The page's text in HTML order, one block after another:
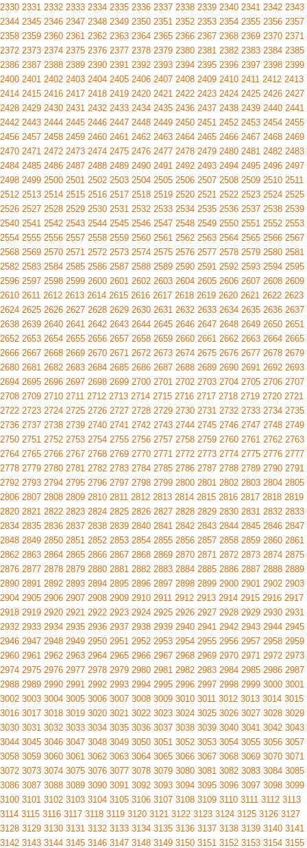
2330 2331 2332 2333 2334 2335 2336 2337 2338 2339 2340 2341 2342 2343
2344 2345 2346 2347 2348 2349 2350 2351 2352 2353 2354 2355 2356 2357
2358 2359 2360 2361 2362 2363 2364 2365 2366 2367 2368 2369 2370 2371
2372 2373 2374 2375 2376 2377 2378 2379 2380 2381 2382 2383 2384 2385
2386 2387 2388 2389 2390 2391 2392 2393 2394 2395 2396 2397 2398 2399
2400 2401 2402 2403 2404 2405 2406 2407 2408 2409 2410 2411 2412 2413
2414 2415 2416 2417 2418 2419 2420 2421 2422 2423 2424 2425 2426 2427
2428 2429 2430 2431 2432 2433 2434 2435 2436 2437 2438 2439 2440 2441
2442 2443 2444 2445 2446 2447 2448 2449 2450 2451 2452 2453 2454 2455
2456 2457 2458 2459 2460 2461 2462 2463 2464 2465 2466 2467 2468 2469
2470 2471 2472 2473 2474 2475 2476 2477 2478 2479 2480 2481 2482 2483
2484 2485 2486 2487 2488 2489 2490 2491 2492 2493 2494 2495 2496 2497
2498 2499 2500 2501 2502 2503 2504 2505 2506 2507 2508 2509 2510 2511
2512 2513 2514 2515 2516 2517 2518 2519 2520 2521 2522 2523 2524 2525
2526 2527 2528 2529 2530 2531 2532 2533 2534 2535 2536 2537 2538 2539
2540 2541 2542 2543 2544 2545 2546 2547 2548 2549 2550 2551 2552 2553
2554 2555 2556 2557 2558 2559 2560 2561 2562 2563 2564 2565 2566 2567
2568 2569 2570 2571 2572 2573 2574 2575 2576 2577 2578 2579 2580 2581
2582 2583 2584 2585 2586 2587 2588 2589 2590 2591 2592 2593 2594 2595
2596 2597 2598 2599 2600 2601 2602 2603 2604 2605 2606 2607 2608 2609
2610 2611 2612 2613 2614 2615 2616 2617 2618 2619 2620 2621 2622 2623
2624 2625 2626 2627 2628 2629 2630 2631 2632 2633 2634 2635 2636 2637
2638 2639 2640 2641 2642 2643 2644 2645 2646 2647 2648 2649 2650 2651
2652 2653 2654 2655 2656 2657 2658 2659 2660 2661 2662 2663 2664 2665
2666 2667 2668 2669 2670 2671 2672 2673 2674 2675 2676 2677 2678 2679
2680 2681 2682 2683 2684 2685 2686 2687 2688 2689 2690 2691 2692 2693
2694 2695 2696 2697 2698 2699 2700 2701 2702 2703 2704 2705 2706 2707
2708 2709 2710 2711 2712 2713 2714 2715 2716 2717 2718 2719 2720 2721
2722 2723 2724 2725 2726 2727 2728 2729 2730 2731 2732 2733 2734 2735
2736 2737 2738 2739 2740 2741 2742 2743 2744 2745 2746 2747 2748 2749
2750 2751 2752 2753 2754 2755 2756 2757 2758 2759 2760 2761 2762 2763
2764 2765 2766 2767 2768 2769 2770 2771 2772 2773 2774 2775 2776 2777
2778 2779 2780 2781 2782 2783 2784 2785 2786 2787 2788 2789 2790 2791
2792 2793 2794 2795 2796 2797 2798 2799 2800 2801 2802 2803 2804 2805
2806 2807 2808 2809 2810 2811 2812 2813 2814 2815 2816 2817 2818 2819
2820 2821 2822 2823 2824 2825 2826 2827 2828 2829 2830 2831 2832 2833
2834 2835 2836 2837 2838 2839 2840 2841 2842 2843 2844 2845 2846 2847
2848 2849 2850 2851 2852 2853 2854 2855 2856 2857 2858 2859 2860 2861
2862 2863 2864 2865 2866 2867 2868 2869 2870 2871 2872 2873 2874 2875
2876 2877 2878 2879 2880 2881 2882 2883 2884 2885 2886 2887 2888 2889
2890 2891 2892 2893 2894 2895 2896 2897 2898 2899 2900 2901 2902 2903
2904 2905 2906 2907 2908 2909 2910 2911 2912 2913 2914 2915 2916 2917
2918 2919 2920 2921 2922 2923 2924 2925 2926 2927 2928 2929 2930 2931
2932 2933 2934 2935 2936 2937 2938 2939 2940 2941 2942 2943 2944 2945
2946 2947 2948 2949 2950 2951 2952 2953 2954 2955 2956 2957 2958 2959
2960 2961 2962 2963 2964 2965 2966 2967 2968 2969 2970 2971 2972 2973
2974 2975 2976 2977 2978 2979 2980 2981 2982 2983 2984 2985 2986 2987
2988 2989 2990 2991 2992 2993 2994 2995 2996 2997 2998 2999 3000 3001
3002 3003 3004 3005 3006 3007 3008 3009 3010 3011 3012 3013 3014 3015
3016 3017 3018 3019 3020 3021 3022 3023 3024 3025 3026 3027 3028 3029
3030 3031 3032 3033 3034 3035 3036 3037 3038 3039 3040 3041 3042 3043
3044 3045 3046 3047 3048 3049 3050 3051 3052 3053 3054 3055 3056 3057
3058 3059 3060 3061 3062 3063 3064 3065 3066 3067 3068 3069 3070 3071
3072 3073 3074 3075 3076 3077 3078 3079 3080 3081 3082 3083 3084 3085
3086 3087 3088 3089 3090 3091 3092 3093 3094 3095 3096 3097 3098 3099
3100 3101 3102 3103 3104 3105 3106 3107 3108 3109 3110 3111 3112 3113
3114 3115 3116 3117 3118 3119 3120 3121 3122 3123 3124 3125 3126 3127
3128 3129 3130 3131 3132 3133 3134 3135 3136 3137 3138 3139 3140 3141
3142 3143 3144 3145 3146 3147 3148 3149 3150 3151 3152 3153 3154 3155